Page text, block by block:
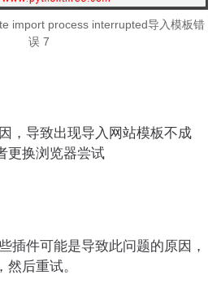
import process interrupted导入模板错
误 7
导致出现导入网站模板不成
更换浏览器尝试
件可能是导致此问题的原因，
后重试。